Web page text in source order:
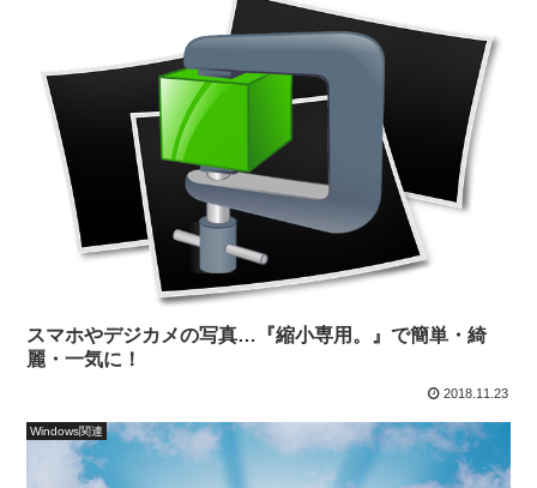
スマホやデジカメの写真…『縮小専用。』で簡単・綺
麗・一気に！
2018.11.23
Windows関連